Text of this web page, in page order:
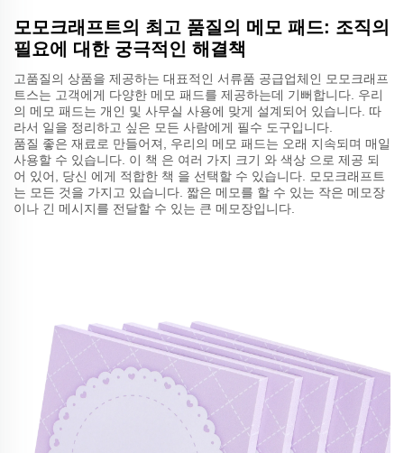
모모크래프트의 최고 품질의 메모 패드: 조직의
필요에 대한 궁극적인 해결책
고품질의 상품을 제공하는 대표적인 서류품 공급업체인 모모크래프
트스는 고객에게 다양한 메모 패드를 제공하는데 기뻐합니다. 우리
의 메모 패드는 개인 및 사무실 사용에 맞게 설계되어 있습니다. 따
라서 일을 정리하고 싶은 모든 사람에게 필수 도구입니다.
품질 좋은 재료로 만들어져, 우리의 메모 패드는 오래 지속되며 매일
사용할 수 있습니다. 이 책 은 여러 가지 크기 와 색상 으로 제공 되
어 있어, 당신 에게 적합한 책 을 선택할 수 있습니다. 모모크래프트
는 모든 것을 가지고 있습니다. 짧은 메모를 할 수 있는 작은 메모장
이나 긴 메시지를 전달할 수 있는 큰 메모장입니다.